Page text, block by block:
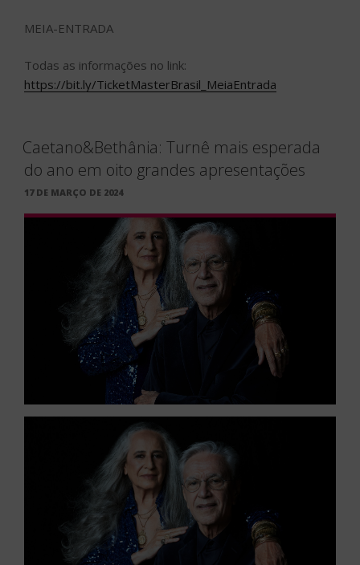
MEIA-ENTRADA
Todas as informações no link:
https://bit.ly/TicketMasterBrasil_MeiaEntrada
Caetano&Bethânia: Turnê mais esperada
do ano em oito grandes apresentações
PUBLICADO
17 DE MARÇO DE 2024